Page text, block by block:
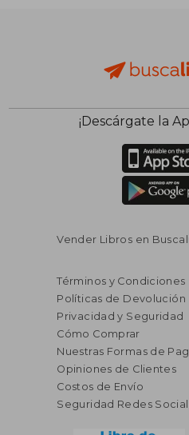
¡Descárgate la
Vender Libros en
Términos y Condiciones
Políticas de Devolución
Privacidad y Seguridad
Cómo Comprar
Nuestras Formas de
Opiniones de Clientes
Costos de Envío
Seguridad Redes